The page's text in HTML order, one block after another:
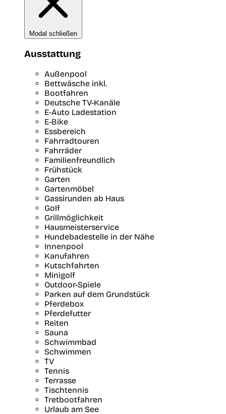
Modal schließen
Ausstattung
Außenpool
Bettwäsche inkl.
Bootfahren
Deutsche TV-Kanäle
E-Auto Ladestation
E-Bike
Essbereich
Fahrradtouren
Fahrräder
Familienfreundlich
Frühstück
Garten
Gartenmöbel
Gassirunden ab Haus
Golf
Grillmöglichkeit
Hausmeisterservice
Hundebadestelle in der Nähe
Innenpool
Kanufahren
Kutschfahrten
Minigolf
Outdoor-Spiele
Parken auf dem Grundstück
Pferdebox
Pferdefutter
Reiten
Sauna
Schwimmbad
Schwimmen
TV
Tennis
Terrasse
Tischtennis
Tretbootfahren
Urlaub am See